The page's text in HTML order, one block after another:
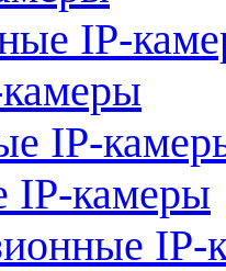
IP-
IP-
IP-камеры
IP-